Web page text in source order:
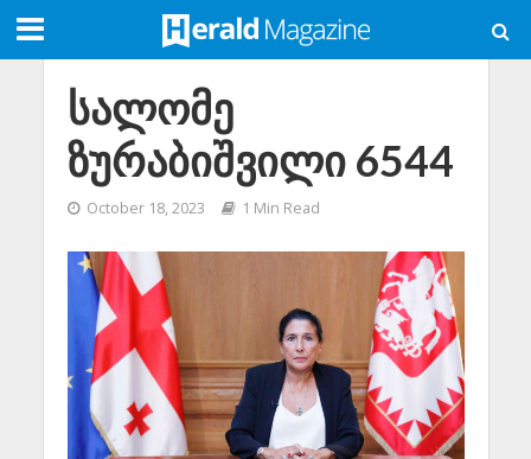
სალომე
ზურაბიშვილი 6544
October 18, 2023 1 Min Read